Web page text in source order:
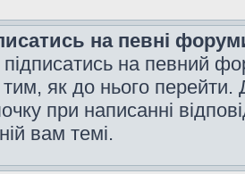
на певні
на певний
як до нього перейти.
при написанні
вам темі.